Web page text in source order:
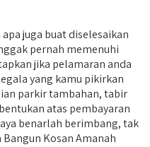
juga buat diselesaikan
pernah memenuhi
jika pelamaran anda
yang kamu pikirkan
parkir tambahan, tabir
atas pembayaran
benarlah berimbang, tak
Kosan Amanah